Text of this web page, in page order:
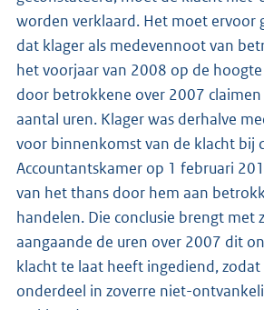
worden verklaard. Het moet ervoor
dat klager als medevennoot van
het voorjaar van 2008 op de
door betrokkene over 2007
aantal uren. Klager was derhalve
voor binnenkomst van de klacht bij
Accountantskamer op 1 februari
van het thans door hem aan
handelen. Die conclusie brengt met
aangaande de uren over 2007 dit
klacht te laat heeft ingediend,
onderdeel in zoverre niet-